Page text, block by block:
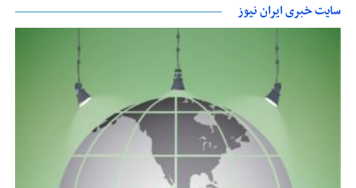
سایت خبری ایران نیوز